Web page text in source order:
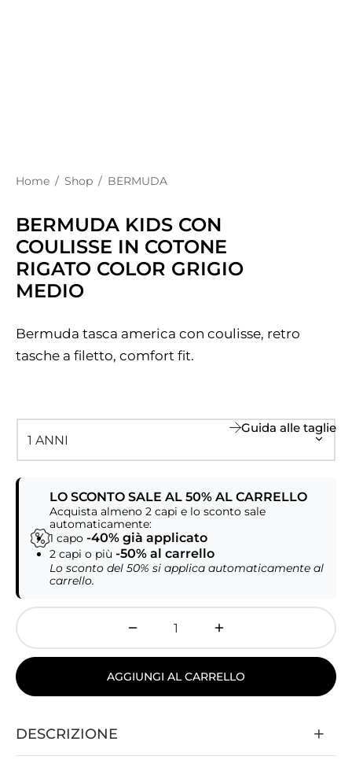
Home / Shop / BERMUDA
BERMUDA KIDS CON
COULISSE IN COTONE
RIGATO COLOR GRIGIO
MEDIO
Bermuda tasca america con coulisse, retro
tasche a filetto, comfort fit.
Guida alle taglie
LO SCONTO SALE AL 50% AL CARRELLO
Acquista almeno 2 capi e lo sconto sale
automaticamente:
1 capo -40% già applicato
2 capi o più -50% al carrello
Lo sconto del 50% si applica automaticamente al
carrello.
AGGIUNGI AL CARRELLO
DESCRIZIONE